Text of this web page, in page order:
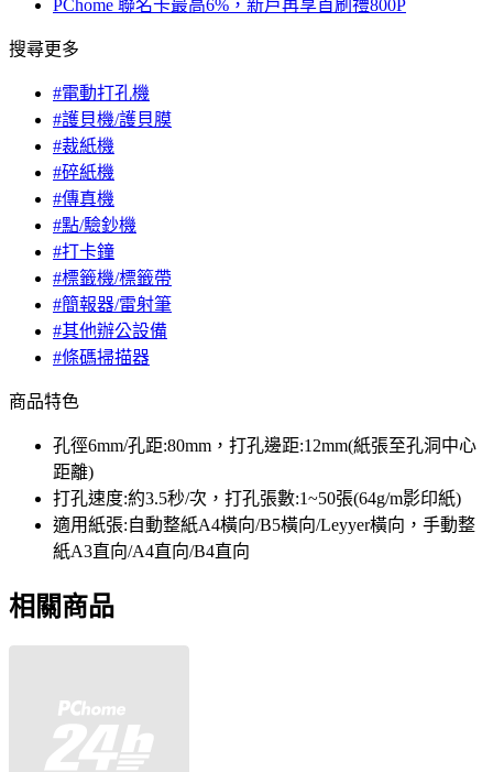
PChome 聯名卡最高6%，新戶再享首刷禮800P
搜尋更多
#電動打孔機
#護貝機/護貝膜
#裁紙機
#碎紙機
#傳真機
#點/驗鈔機
#打卡鐘
#標籤機/標籤帶
#簡報器/雷射筆
#其他辦公設備
#條碼掃描器
商品特色
孔徑6mm/孔距:80mm，打孔邊距:12mm(紙張至孔洞中心
距離)
打孔速度:約3.5秒/次，打孔張數:1~50張(64g/m影印紙)
適用紙張:自動整紙A4橫向/B5橫向/Leyyer橫向，手動整
紙A3直向/A4直向/B4直向
相關商品